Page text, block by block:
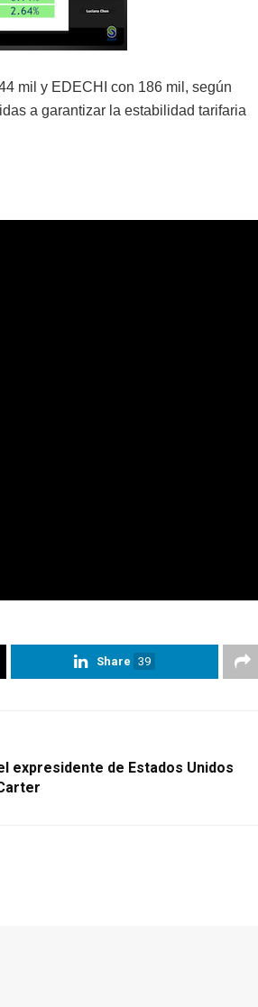
mil y EDECHI con 186 mil, según
a garantizar la estabilidad tarifaria
Share 39
expresidente de Estados Unidos